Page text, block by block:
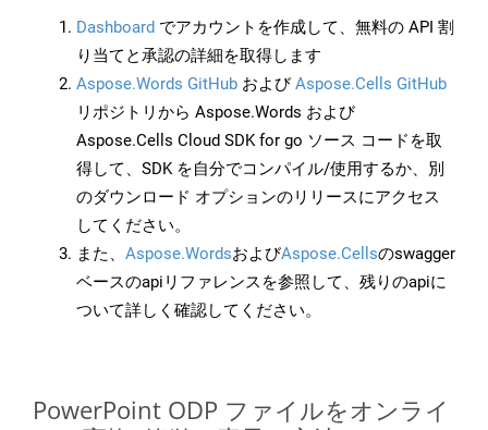
Dashboard でアカウントを作成して、無料の API 割
り当てと承認の詳細を取得します
Aspose.Words GitHub およびAspose.Cells GitHub
リポジトリから Aspose.Words および
Aspose.Cells Cloud SDK for go ソース コードを取
得して、SDK を自分でコンパイル/使用するか、別
のダウンロード オプションのリリースにアクセス
してください。
また、 Aspose.WordsおよびAspose.Cellsのswagger
ベースのapiリファレンスを参照して、残りのapiに
ついて詳しく確認してください。
PowerPoint ODP ファイルをオンライ